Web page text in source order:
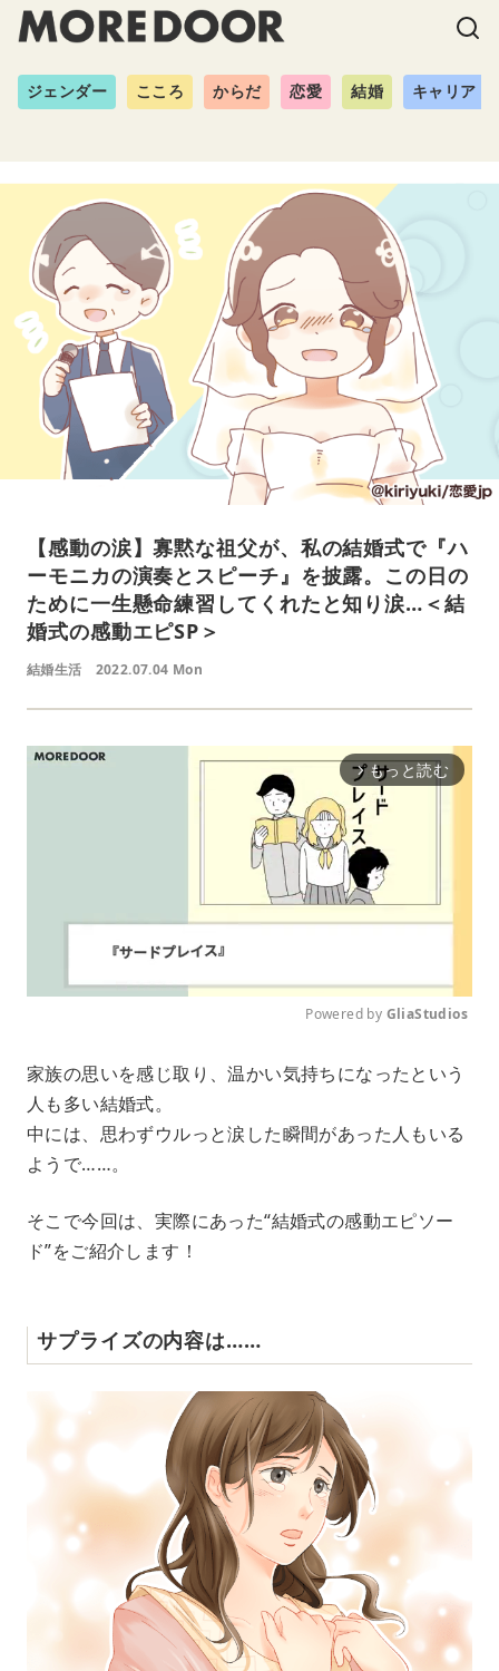
ジェンダー こころ からだ 恋愛 結婚 キャリア
【感動の涙】寡黙な祖父が、私の結婚式で『ハ
ーモニカの演奏とスピーチ』を披露。この日の
ために一生懸命練習してくれたと知り涙…＜結
婚式の感動エピSP＞
結婚生活 2022.07.04 Mon
arrow_forward_ios もっと読む
u
e
Powered by GliaStudios
家族の思いを感じ取り、温かい気持ちになったという
人も多い結婚式。
中には、思わずウルっと涙した瞬間があった人もいる
ようで……。
そこで今回は、実際にあった“結婚式の感動エピソー
ド”をご紹介します！
サプライズの内容は……